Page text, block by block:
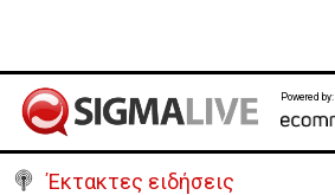
Powered by:
Έκτακτες ειδήσεις